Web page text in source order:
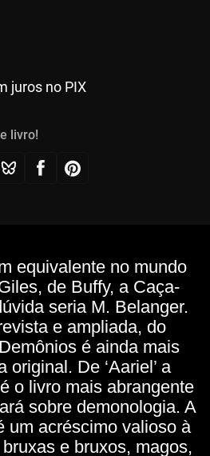
juros no PIX
livro!
equivalente no mundo
de Buffy, a Caça-
seria M. Belanger.
e ampliada, do
é ainda mais
original. De ‘Aariel’ a
o livro mais abrangente
sobre demonologia. A
um acréscimo valioso à
e bruxos, magos,